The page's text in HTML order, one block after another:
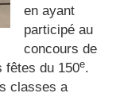
en ayant
participé au
concours de
fêtes du 150e.
classes a